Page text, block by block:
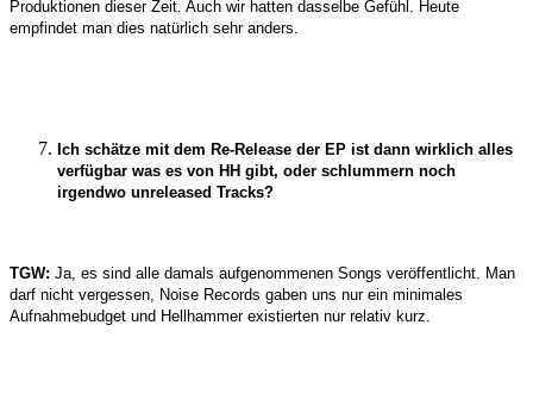
Produktionen dieser Zeit. Auch wir hatten dasselbe Gefühl. Heute
empfindet man dies natürlich sehr anders.
Ich schätze mit dem Re-Release der EP ist dann wirklich alles
verfügbar was es von HH gibt, oder schlummern noch
irgendwo unreleased Tracks?
TGW: Ja, es sind alle damals aufgenommenen Songs veröffentlicht. Man
darf nicht vergessen, Noise Records gaben uns nur ein minimales
Aufnahmebudget und Hellhammer existierten nur relativ kurz.